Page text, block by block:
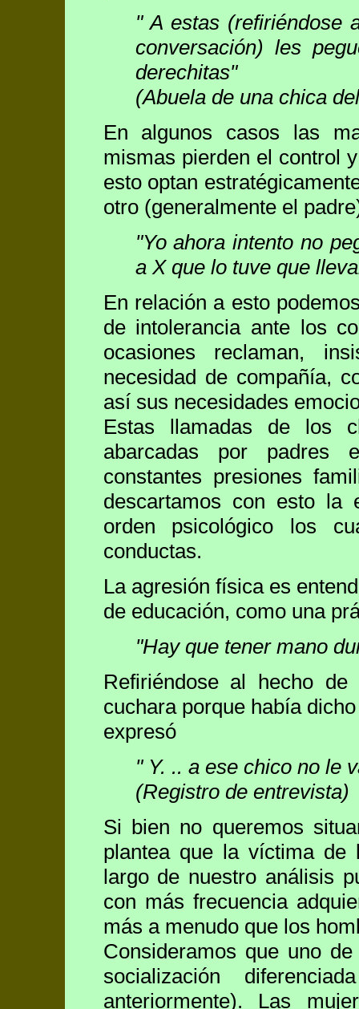
" A estas (refiriéndose
conversación) les
derechitas"
(Abuela de una chica
En algunos casos las
mismas pierden el control
esto optan
otro (generalmente el
"Yo ahora intento no
a X que lo tuve que
En relación a esto
de intolerancia ante los
ocasiones reclaman,
necesidad de compañía,
así sus necesidades
Estas llamadas de los
abarcadas por padres
constantes presiones
descartamos con esto la
orden psicológico los
conductas.
La agresión física es
de educación, como una
"Hay que tener mano
Refiriéndose al hecho
cuchara porque había
expresó
" Y. .. a ese chico no le
(Registro de entrevista)
Si bien no queremos
plantea que la víctima
largo de nuestro análisis
con más frecuencia
más a menudo que los
Consideramos que uno
socialización
anteriormente). Las